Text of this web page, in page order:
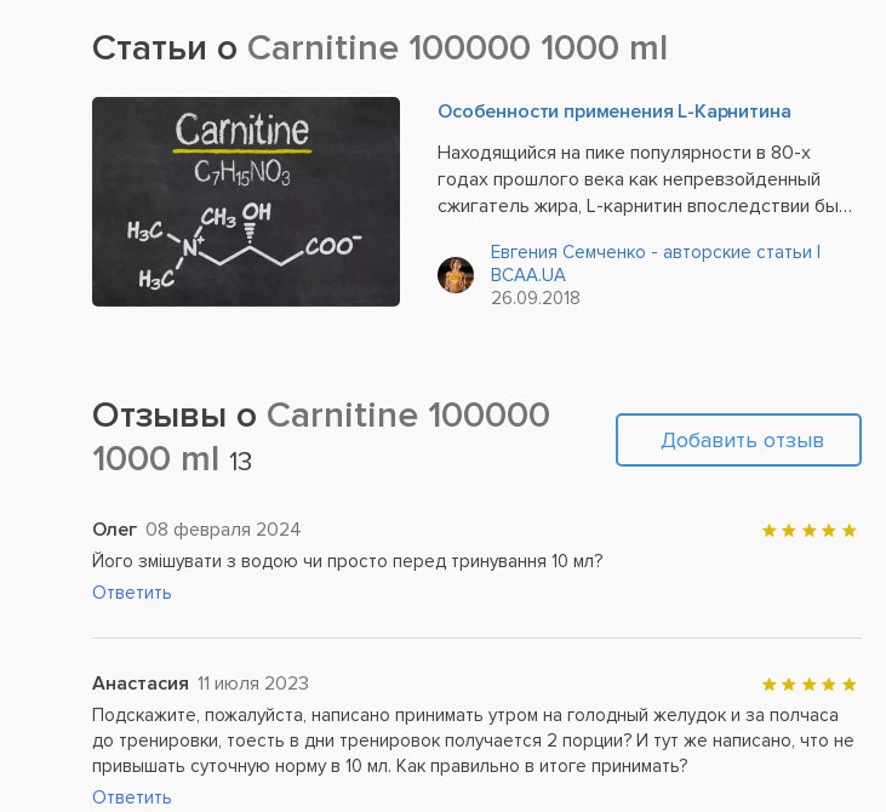
Статьи о Carnitine 100000 1000 ml
Особенности применения L-Карнитина
Находящийся на пике популярности в 80-х
годах прошлого века как непревзойденный
сжигатель жира, L-карнитин впоследствии был
недавно ему вновь удалось занять
подобающее достойное место в ряду
Евгения Семченко - авторские статьи |
BCAA.UA
26.09.2018
Отзывы о Carnitine 100000
1000 ml13
Добавить отзыв
Олег 08 февраля 2024
Його змiшувати з водою чи просто перед тринування 10 мл?
Ответить
Анастасия 11 июля 2023
Подскажите, пожалуйста, написано принимать утром на голодный желудок и за полчаса
до тренировки, тоесть в дни тренировок получается 2 порции? И тут же написано, что не
привышать суточную норму в 10 мл. Как правильно в итоге принимать?
Ответить